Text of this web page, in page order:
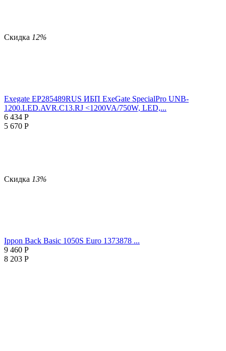
Скидка 12%
Exegate EP285489RUS ИБП ExeGate SpecialPro UNB-
1200.LED.AVR.C13.RJ <1200VA/750W, LED,...
6 434 Р
5 670 Р
Скидка 13%
Ippon Back Basic 1050S Euro 1373878 ...
9 460 Р
8 203 Р